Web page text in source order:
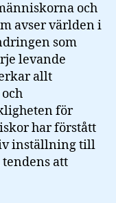
och
avser världen i
som
levande
allt
för
har förstått
inställning till
att